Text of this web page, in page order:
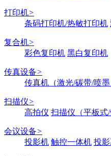
打印机>
条码打印机/热敏打印机
复合机>
彩色复印机 黑白复印机
传真设备>
传真机（激光/碳带/喷墨
扫描仪>
高拍仪 扫描仪（平板式/
会议设备>
投影机 触控一体机 投